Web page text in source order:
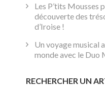
Les P’tits Mousses
découverte des
d’Iroise !
Un voyage musical
monde avec le Duo
RECHERCHER UN